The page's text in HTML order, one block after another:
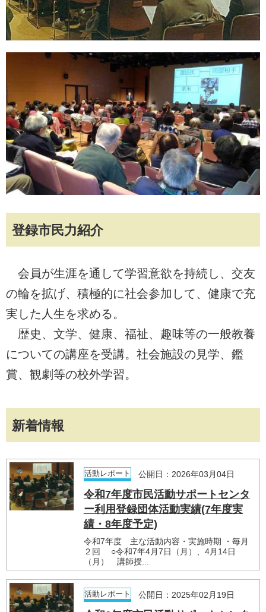
登録市民力紹介
会員が生涯を通して学習意欲を持続し、交友
の輪を拡げ、積極的に社会参加して、健康で充
実した人生を求める。
歴史、文学、健康、福祉、趣味等の一般教養
についての講座を受講。社会施設の見学、鑑
賞、観劇等の校外学習。
新着情報
活動レポート 公開日：2026年03月04日
令和7年度市民活動サポートセンタ
ー利用登録団体活動実績(7年度実
績・8年度予定)
令和7年度 主な活動内容・実施時期 ・毎月
２回 ○令和7年4月7日（月）、4月14日
（月） 講師授...
活動レポート 公開日：2025年02月19日